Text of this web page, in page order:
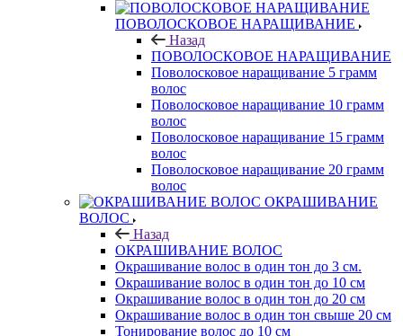
ПОВОЛОСКОВОЕ НАРАЩИВАНИЕ
Назад
ПОВОЛОСКОВОЕ НАРАЩИВАНИЕ
Поволосковое наращивание 5 грамм
волос
Поволосковое наращивание 10 грамм
волос
Поволосковое наращивание 15 грамм
волос
Поволосковое наращивание 20 грамм
волос
ОКРАШИВАНИЕ
ВОЛОС
Назад
ОКРАШИВАНИЕ ВОЛОС
Окрашивание волос в один тон до 3 см.
Окрашивание волос в один тон до 10 см
Окрашивание волос в один тон до 20 см
Окрашивание волос в один тон свыше 20 см
Тонирование волос до 10 см